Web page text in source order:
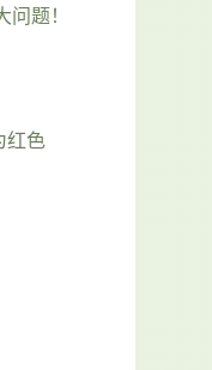
题！
红色